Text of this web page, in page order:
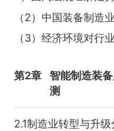
（2）中国装备制造
（3）经济环境对行
第2章
智能制造装
测
2.1制造业转型与升级